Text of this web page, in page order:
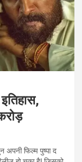
फिल्म पुष्पा द